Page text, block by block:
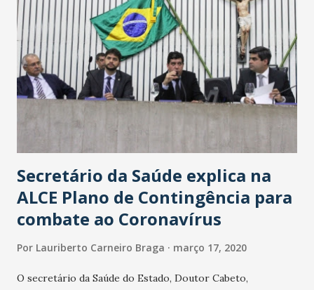
Secretário da Saúde explica na
ALCE Plano de Contingência para
combate ao Coronavírus
Por Lauriberto Carneiro Braga março 17, 2020
O secretário da Saúde do Estado, Doutor Cabeto,